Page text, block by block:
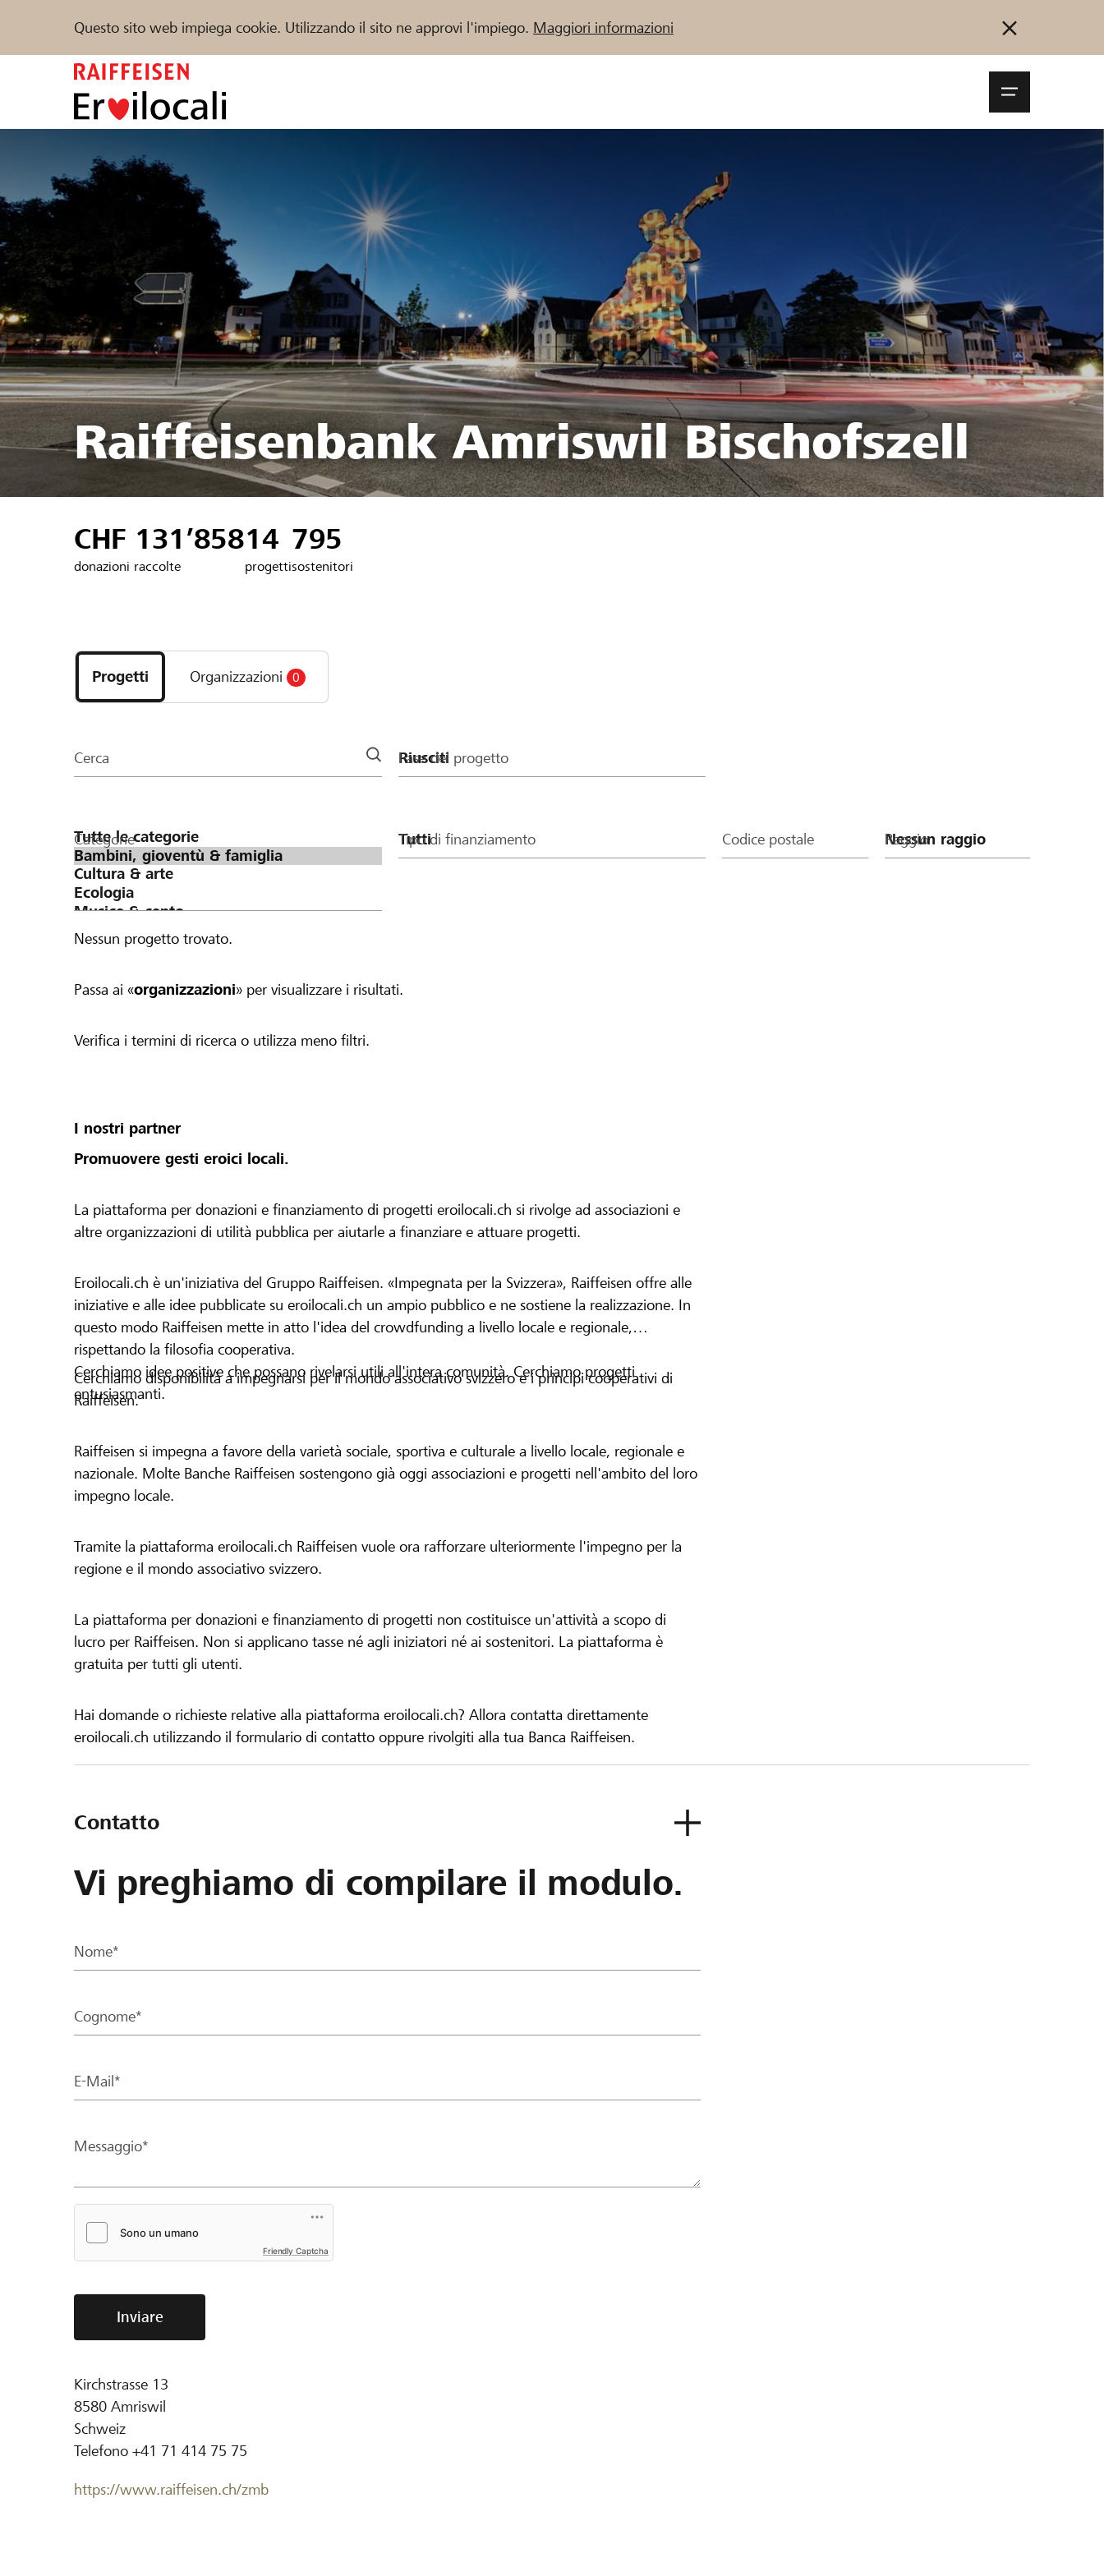
Questo sito web impiega cookie. Utilizzando il sito ne approvi l'impiego. Maggiori informazioni
Sostenere Aiuto & supporto
Trova progetti e organizzazioni
IT
Raiffeisenbank Amriswil Bischofszell
CHF 131’858
donazioni raccolte
14
progetti
795
sostenitori
i
progetti
e
della
Progetti Organizzazioni 0
Cerca Fase del progetto
Categorie Tipo di finanziamento Codice postale Raggio
Nessun progetto trovato.
Passa ai «organizzazioni» per visualizzare i risultati.
Verifica i termini di ricerca o utilizza meno filtri.
I nostri partner
Promuovere gesti eroici locali.
La piattaforma per donazioni e finanziamento di progetti eroilocali.ch si rivolge ad associazioni e
altre organizzazioni di utilità pubblica per aiutarle a finanziare e attuare progetti.
Eroilocali.ch è un'iniziativa del Gruppo Raiffeisen. «Impegnata per la Svizzera», Raiffeisen offre alle
iniziative e alle idee pubblicate su eroilocali.ch un ampio pubblico e ne sostiene la realizzazione. In
questo modo Raiffeisen mette in atto l'idea del crowdfunding a livello locale e regionale,
rispettando la filosofia cooperativa.
Cerchiamo idee positive che possano rivelarsi utili all'intera comunità. Cerchiamo progetti
entusiasmanti.
Cerchiamo disponibilità a impegnarsi per il mondo associativo svizzero e i principi cooperativi di
Raiffeisen.
Raiffeisen si impegna a favore della varietà sociale, sportiva e culturale a livello locale, regionale e
nazionale. Molte Banche Raiffeisen sostengono già oggi associazioni e progetti nell'ambito del loro
impegno locale.
Tramite la piattaforma eroilocali.ch Raiffeisen vuole ora rafforzare ulteriormente l'impegno per la
regione e il mondo associativo svizzero.
La piattaforma per donazioni e finanziamento di progetti non costituisce un'attività a scopo di
lucro per Raiffeisen. Non si applicano tasse né agli iniziatori né ai sostenitori. La piattaforma è
gratuita per tutti gli utenti.
Hai domande o richieste relative alla piattaforma eroilocali.ch? Allora contatta direttamente
eroilocali.ch utilizzando il formulario di contatto oppure rivolgiti alla tua Banca Raiffeisen.
Contatto
Vi preghiamo di compilare il modulo.
Nome*
Cognome*
E-Mail*
Messaggio*
Friendly Captcha
Inviare
Kirchstrasse 13
8580 Amriswil
Schweiz
Telefono +41 71 414 75 75
https://www.raiffeisen.ch/zmb